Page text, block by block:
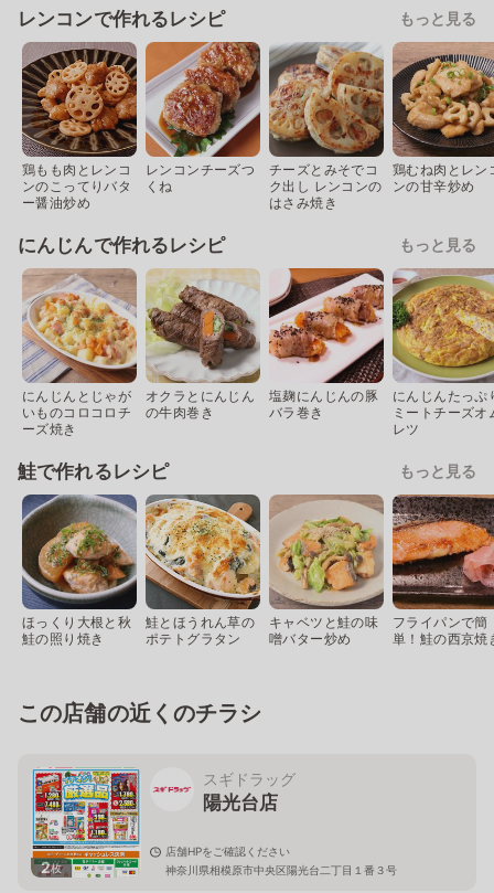
レンコンで作れるレシピ もっと見る
鶏もも肉とレンコ
ンのこってりバタ
ー醤油炒め
レンコンチーズつ
くね
チーズとみそでコ
ク出し レンコンの
はさみ焼き
鶏むね肉とレン
ンの甘辛炒め
にんじんで作れるレシピ もっと見る
にんじんとじゃが
いものコロコロチ
ーズ焼き
オクラとにんじん
の牛肉巻き
塩麹にんじんの豚
バラ巻き
にんじんたっぷ
ミートチーズオ
レツ
鮭で作れるレシピ もっと見る
ほっくり大根と秋
鮭の照り焼き
鮭とほうれん草の
ポテトグラタン
キャベツと鮭の味
噌バター炒め
フライパンで簡
単！鮭の西京焼
この店舗の近くのチラシ
2枚
スギドラッグ
陽光台店
店舗HPをご確認ください
神奈川県相模原市中央区陽光台二丁目１番３号